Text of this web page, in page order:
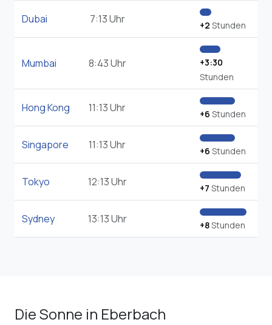
Dubai 7:13 Uhr +2 Stunden
Mumbai 8:43 Uhr
+3:30
Stunden
Hong Kong 11:13 Uhr +6 Stunden
Singapore 11:13 Uhr +6 Stunden
Tokyo 12:13 Uhr +7 Stunden
Sydney 13:13 Uhr +8Stunden
Die Sonne in Eberbach